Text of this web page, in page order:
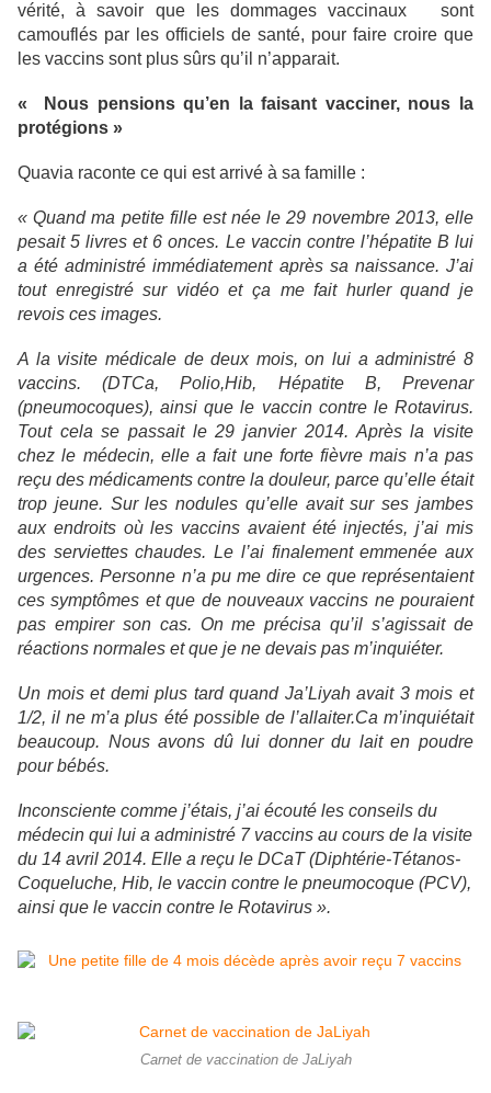
vérité, à savoir que les dommages vaccinaux sont
camouflés par les officiels de santé, pour faire croire que
les vaccins sont plus sûrs qu’il n’apparait.
« Nous pensions qu’en la faisant vacciner, nous la
protégions »
Quavia raconte ce qui est arrivé à sa famille :
« Quand ma petite fille est née le 29 novembre 2013, elle
pesait 5 livres et 6 onces. Le vaccin contre l’hépatite B lui
a été administré immédiatement après sa naissance. J’ai
tout enregistré sur vidéo et ça me fait hurler quand je
revois ces images.
A la visite médicale de deux mois, on lui a administré 8
vaccins. (DTCa, Polio,Hib, Hépatite B, Prevenar
(pneumocoques), ainsi que le vaccin contre le Rotavirus.
Tout cela se passait le 29 janvier 2014. Après la visite
chez le médecin, elle a fait une forte fièvre mais n’a pas
reçu des médicaments contre la douleur, parce qu’elle était
trop jeune. Sur les nodules qu’elle avait sur ses jambes
aux endroits où les vaccins avaient été injectés, j’ai mis
des serviettes chaudes. Le l’ai finalement emmenée aux
urgences. Personne n’a pu me dire ce que représentaient
ces symptômes et que de nouveaux vaccins ne pouraient
pas empirer son cas. On me précisa qu’il s’agissait de
réactions normales et que je ne devais pas m’inquiéter.
Un mois et demi plus tard quand Ja’Liyah avait 3 mois et
1/2, il ne m’a plus été possible de l’allaiter.Ca m’inquiétait
beaucoup. Nous avons dû lui donner du lait en poudre
pour bébés.
Inconsciente comme j’étais, j’ai écouté les conseils du
médecin qui lui a administré 7 vaccins au cours de la visite
du 14 avril 2014. Elle a reçu le DCaT (Diphtérie-Tétanos-
Coqueluche, Hib, le vaccin contre le pneumocoque (PCV),
ainsi que le vaccin contre le Rotavirus ».
Carnet de vaccination de JaLiyah